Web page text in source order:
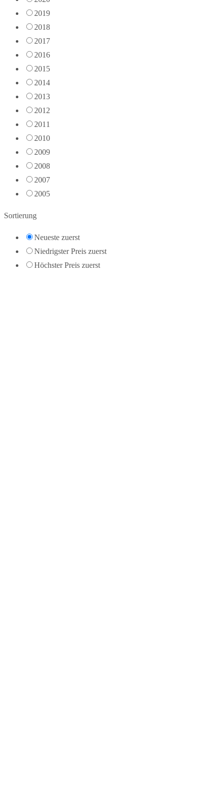
2019
2018
2017
2016
2015
2014
2013
2012
2011
2010
2009
2008
2007
2005
Sortierung
Neueste zuerst
Niedrigster Preis zuerst
Höchster Preis zuerst